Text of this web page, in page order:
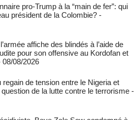
pro-Trump à la “main de fer”: qui
président de la Colombie? -
affiche des blindés à l’aide de
pour son offensive au Kordofan et
08/08/2026
regain de tension entre le Nigeria et
de la lutte contre le terrorisme -